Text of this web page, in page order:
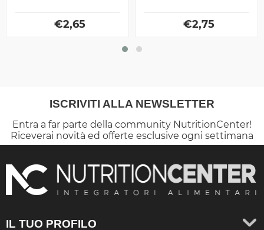
della dieta ipocalorica per
dimagrire
€2,65
Salted Caramel
€2,75
ISCRIVITI ALLA NEWSLETTER
Entra a far parte della community NutritionCenter!
Riceverai novità ed offerte esclusive ogni settimana
IL TUO PROFILO